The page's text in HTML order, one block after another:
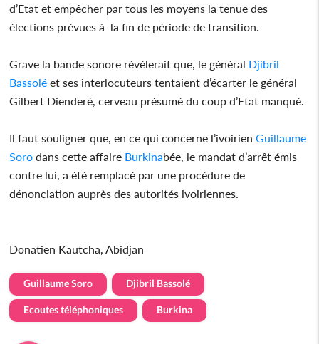
d’Etat et empêcher par tous les moyens la tenue des
élections prévues à la fin de période de transition.
Grave la bande sonore révélerait que, le général Djibril
Bassolé et ses interlocuteurs tentaient d’écarter le général
Gilbert Dienderé, cerveau présumé du coup d’Etat manqué.
Il faut souligner que, en ce qui concerne l’ivoirienGuillaume
Soro dans cette affaire Burkinabée, le mandat d’arrêt émis
contre lui, a été remplacé par une procédure de
dénonciation auprès des autorités ivoiriennes.
Donatien Kautcha, Abidjan
Guillaume Soro Djibril Bassolé
Ecoutes téléphoniques Burkina